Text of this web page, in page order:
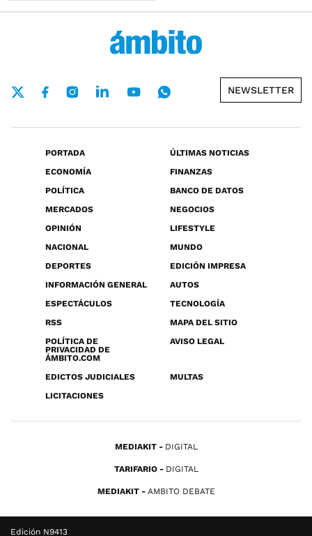
NEWSLETTER
PORTADA
ÚLTIMAS NOTICIAS
ECONOMÍA
FINANZAS
POLÍTICA
BANCO DE DATOS
MERCADOS
NEGOCIOS
OPINIÓN
LIFESTYLE
NACIONAL
MUNDO
DEPORTES
EDICIÓN IMPRESA
INFORMACIÓN GENERAL
AUTOS
ESPECTÁCULOS
TECNOLOGÍA
RSS
MAPA DEL SITIO
POLÍTICA DE
PRIVACIDAD DE
ÁMBITO.COM
AVISO LEGAL
EDICTOS JUDICIALES
MULTAS
LICITACIONES
MEDIAKIT DIGITAL
TARIFARIO DIGITAL
MEDIAKIT AMBITO DEBATE
Edición N9413